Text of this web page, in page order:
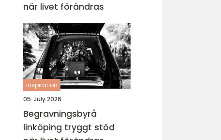
när livet förändras
inspiration
05. July 2026
Begravningsbyrå
linköping tryggt stöd